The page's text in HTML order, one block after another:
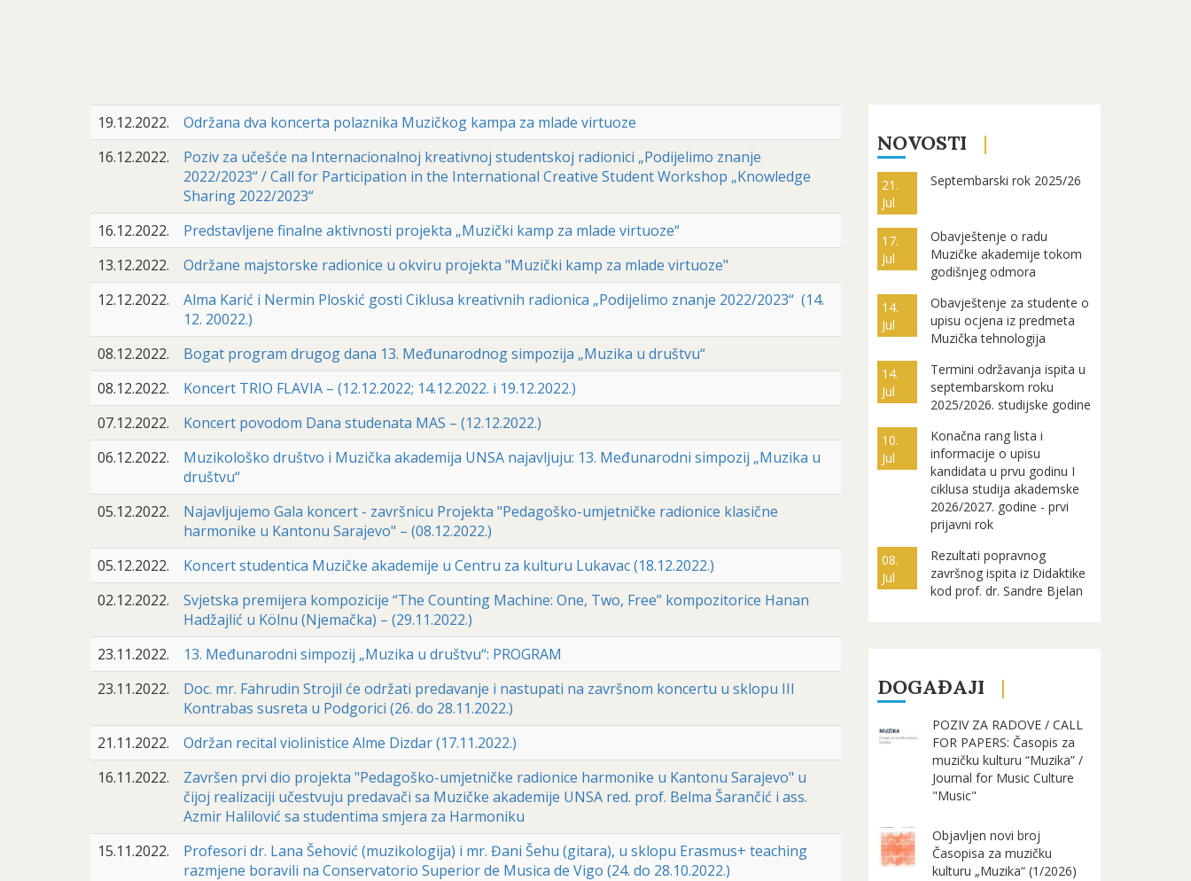
19.12.2022.
Održana dva koncerta polaznika Muzičkog kampa za mlade virtuoze
16.12.2022.
Poziv za učešće na Internacionalnoj kreativnoj studentskoj radionici „Podijelimo znanje
2022/2023“ / Call for Participation in the International Creative Student Workshop „Knowledge
Sharing 2022/2023“
16.12.2022.
Predstavljene finalne aktivnosti projekta „Muzički kamp za mlade virtuoze“
13.12.2022.
Održane majstorske radionice u okviru projekta "Muzički kamp za mlade virtuoze"
12.12.2022.
Alma Karić i Nermin Ploskić gosti Ciklusa kreativnih radionica „Podijelimo znanje 2022/2023“ (14.
12. 20022.)
08.12.2022.
Bogat program drugog dana 13. Međunarodnog simpozija „Muzika u društvu“
08.12.2022.
Koncert TRIO FLAVIA – (12.12.2022; 14.12.2022. i 19.12.2022.)
07.12.2022.
Koncert povodom Dana studenata MAS – (12.12.2022.)
06.12.2022.
Muzikološko društvo i Muzička akademija UNSA najavljuju: 13. Međunarodni simpozij „Muzika u
društvu“
05.12.2022.
Najavljujemo Gala koncert - završnicu Projekta "Pedagoško-umjetničke radionice klasične
harmonike u Kantonu Sarajevo" – (08.12.2022.)
05.12.2022.
Koncert studentica Muzičke akademije u Centru za kulturu Lukavac (18.12.2022.)
02.12.2022.
Svjetska premijera kompozicije “The Counting Machine: One, Two, Free” kompozitorice Hanan
Hadžajlić u Kölnu (Njemačka) – (29.11.2022.)
23.11.2022.
13. Međunarodni simpozij „Muzika u društvu“: PROGRAM
23.11.2022.
Doc. mr. Fahrudin Strojil će održati predavanje i nastupati na završnom koncertu u sklopu III
Kontrabas susreta u Podgorici (26. do 28.11.2022.)
21.11.2022.
Održan recital violinistice Alme Dizdar (17.11.2022.)
16.11.2022.
Završen prvi dio projekta "Pedagoško-umjetničke radionice harmonike u Kantonu Sarajevo" u
čijoj realizaciji učestvuju predavači sa Muzičke akademije UNSA red. prof. Belma Šarančić i ass.
Azmir Halilović sa studentima smjera za Harmoniku
15.11.2022.
Profesori dr. Lana Šehović (muzikologija) i mr. Đani Šehu (gitara), u sklopu Erasmus+ teaching
razmjene boravili na Conservatorio Superior de Musica de Vigo (24. do 28.10.2022.)
NOVOSTI
21.
Jul
Septembarski rok 2025/26
17.
Jul
Obavještenje o radu
Muzičke akademije tokom
godišnjeg odmora
14.
Jul
Obavještenje za studente o
upisu ocjena iz predmeta
Muzička tehnologija
14.
Jul
Termini održavanja ispita u
septembarskom roku
2025/2026. studijske godine
10.
Jul
Konačna rang lista i
informacije o upisu
kandidata u prvu godinu I
ciklusa studija akademske
2026/2027. godine - prvi
prijavni rok
08.
Jul
Rezultati popravnog
završnog ispita iz Didaktike
kod prof. dr. Sandre Bjelan
DOGAĐAJI
POZIV ZA RADOVE / CALL
FOR PAPERS: Časopis za
muzičku kulturu “Muzika” /
Journal for Music Culture
"Music"
Objavljen novi broj
Časopisa za muzičku
kulturu „Muzika“ (1/2026)